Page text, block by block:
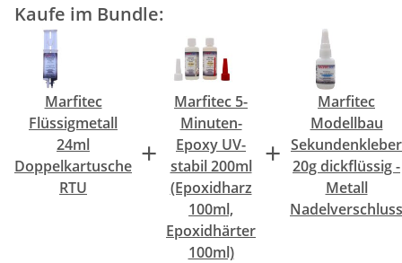
Kaufe im Bundle:
Marfitec
Flüssigmetall
24ml
Doppelkartusche
RTU
+
Marfitec 5-
Minuten-
Epoxy UV-
stabil 200ml
(Epoxidharz
100ml,
Epoxidhärter
100ml)
+
Marfitec
Modellbau
Sekundenkleber
20g dickflüssig -
Metall
Nadelverschluss